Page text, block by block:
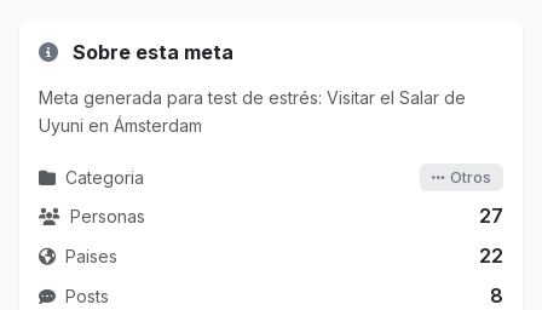
Sobre esta meta
Meta generada para test de estrés: Visitar el Salar de
Uyuni en Ámsterdam
Categoria Otros
Personas 27
Paises 22
Posts 8